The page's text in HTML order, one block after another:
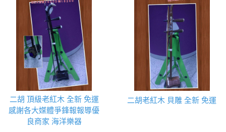
二胡 頂級老紅木 全新 免運
感謝各大媒體爭鋒報報導優
良商家 海洋樂器
二胡老紅木 貝雕 全新 免運